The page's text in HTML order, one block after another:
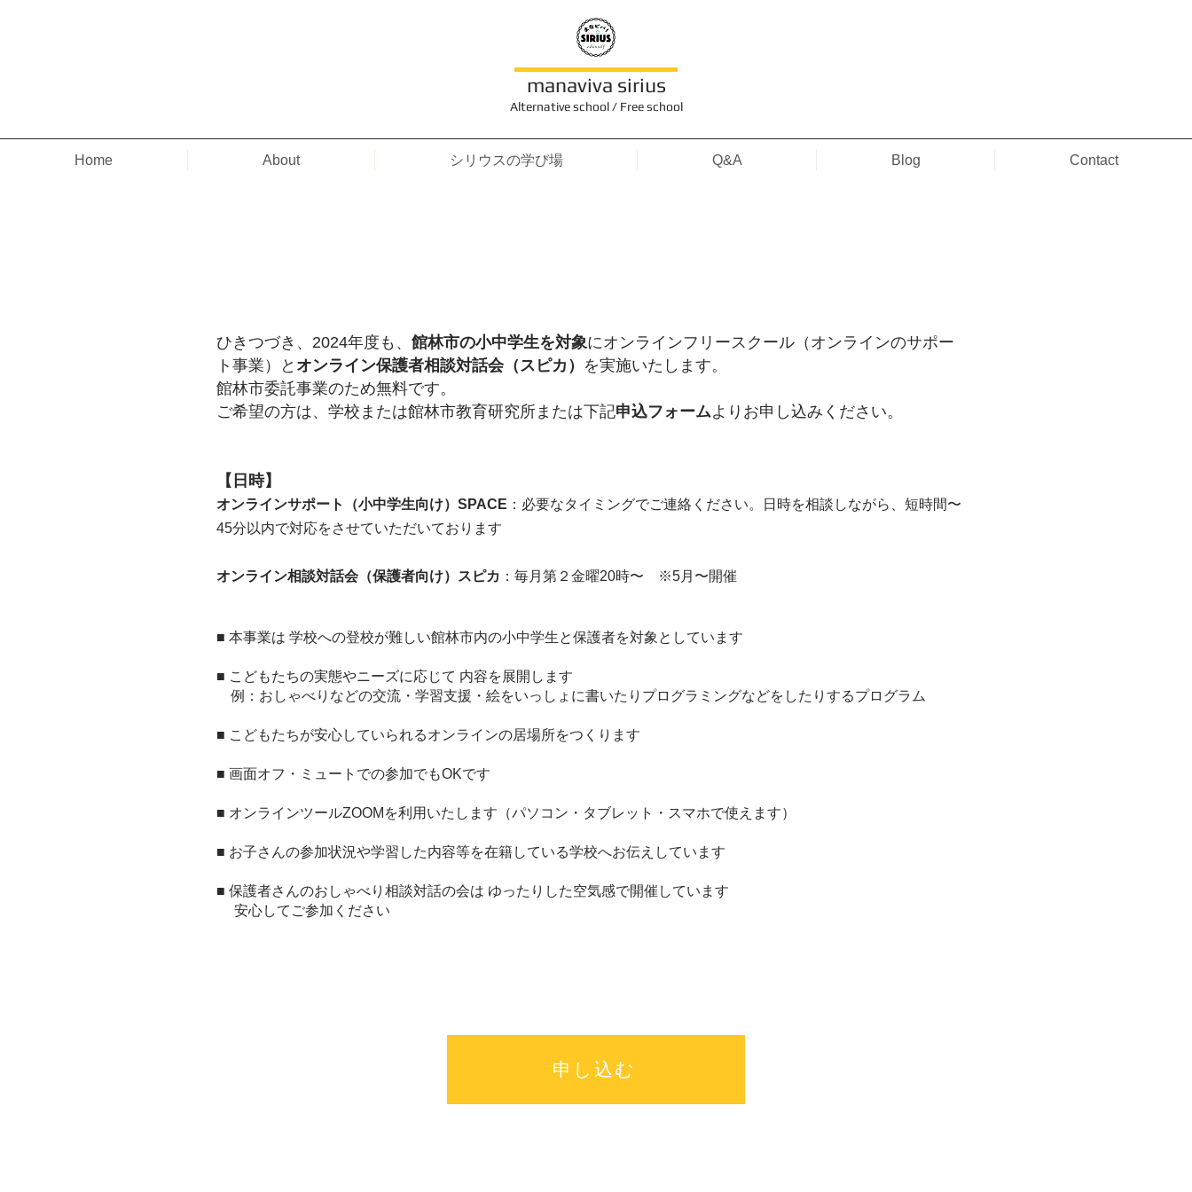
manaviva sirius
Alternative school / Free school
Home About シリウスの学び場 Q&A Blog Contact
ひきつづき、2024年度も、 館林市の小中学生を対象にオンラインフリースクール（オンラインのサポー
ト事業）と オンライン保護者相談対話会（スピカ） を実施いたします。
館林市委託事業のため無料です。
ご希望の方は、学校または館林市教育研究所または下記申込フォームよりお申し込みください。
【日時】
​オンラインサポート（小中学生向け）SPACE ： 必要なタイミングでご連絡ください。日時を相談しながら
、短時間〜
45分以内で対応をさせていただいております
オンライン相談対話会（保護者向け）スピカ ：毎月第２金曜20時〜 ※5月〜開催
■ 本事業は 学校への登校が難しい館林市内の小中学生と保護者を対象としています
■ こどもたちの実態やニーズに応じて 内容を展開します
例：おしゃべりなどの交流・学習支援・絵をいっしょに書いたりプログラミングなどをしたりするプログラム
■ こどもたちが安心していられるオンラインの居場所をつくります
■ 画面オフ・ミュートでの参加でもOKです
■ オンラインツールZOOMを利用いたします（パソコン・タブレット・スマホで使えます）
■ お子さんの参加状況や学習した内容等を在籍している学校へお伝えしています
■ 保護者さんの​おしゃべり相談対話の会は ゆったりした空気感で開催しています
​ 安心してご参加ください
申し込む